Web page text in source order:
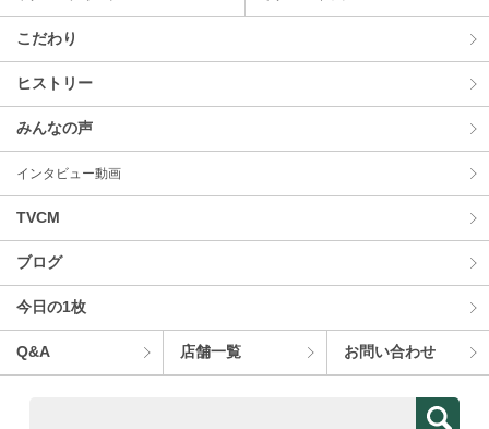
こだわり
ヒストリー
みんなの声
インタビュー動画
TVCM
ブログ
今⽇の1枚
Q&A 店舗⼀覧 お問い合わせ